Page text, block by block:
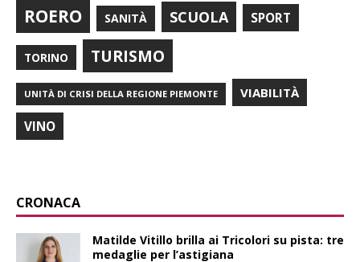
ROERO SANITÀ SCUOLA SPORT
TORINO TURISMO
UNITÀ DI CRISI DELLA REGIONE PIEMONTE VIABILITÀ
VINO
CRONACA
Matilde Vitillo brilla ai Tricolori su pista: tre
medaglie per l’astigiana